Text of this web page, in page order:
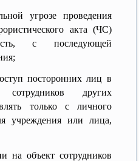
проведения
акта (ЧС)
с последующей
посторонних лиц в
других
только с личного
учреждения или лица,
на объект сотрудников